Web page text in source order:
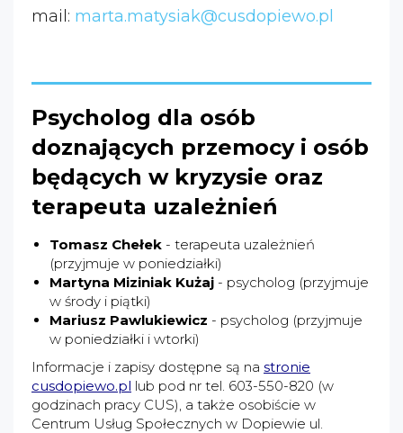
mail: marta.matysiak@cusdopiewo.pl
Psycholog dla osób
doznających przemocy i osób
będących w kryzysie oraz
terapeuta uzależnień
Tomasz Chełek - terapeuta uzależnień
(przyjmuje w poniedziałki)
Martyna Miziniak Kużaj - psycholog (przyjmuje
w środy i piątki)
Mariusz Pawlukiewicz - psycholog (przyjmuje
w poniedziałki i wtorki)
Informacje i zapisy dostępne są na stronie
cusdopiewo.pl lub pod nr tel. 603-550-820 (w
godzinach pracy CUS), a także osobiście w
Centrum Usług Społecznych w Dopiewie ul.